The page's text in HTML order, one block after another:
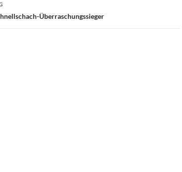
Überraschungssieger